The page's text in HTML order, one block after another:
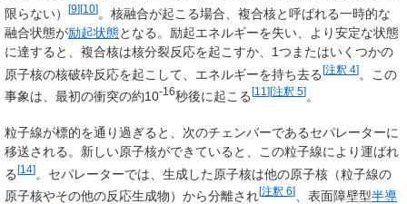
限らない）
[9][10]。核融合が起こる場合、複合核と呼ばれる一時的な
融合状態が励起状態となる。励起エネルギーを失い、より安定な状態
に達すると、複合核は核分裂反応を起こすか、1つまたはいくつかの
原子核の核破砕反応を起こして、エネルギーを持ち去る[注釈 4]。この
事象は、最初の衝突の約10-16秒後に起こる [11 ][注釈 5] 。
粒子線が標的を通り過ぎると、次のチェンバーであるセパレーターに
移送される。新しい原子核ができていると、この粒子線により運ばれ
る[14]。セパレーターでは、生成した原子核は他の原子核（粒子線の
原子核やその他の反応生成物）から分離され[注釈 6] 、表面障壁型半導